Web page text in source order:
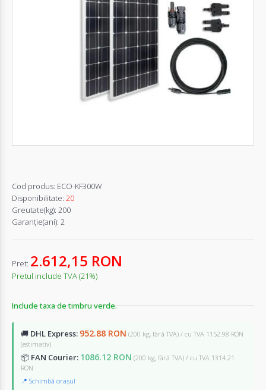
Cod produs: ECO-KF300W
Disponibilitate: 20
Greutate(kg): 200
Garanţie(ani): 2
Pret: 2.612,15 RON
Pretul include TVA (21%)
Include taxa de timbru verde.
🚚 DHL Express: 952.88 RON (200 kg, fără TVA) / cu TVA 1152.98 RON
(estimativ)
📦 FAN Courier: 1086.12 RON (200 kg, fără TVA) / cu TVA 1314.21
RON
📍 Schimbă orașul